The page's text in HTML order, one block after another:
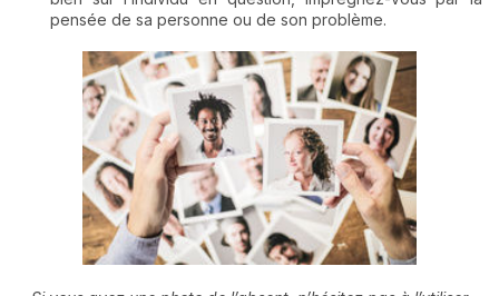
pensée de sa personne ou de son problème.